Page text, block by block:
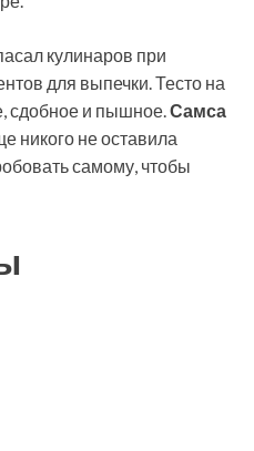
кулинаров при
для выпечки. Тесто на
сдобное и пышное. Самса
никого не оставила
самому, чтобы